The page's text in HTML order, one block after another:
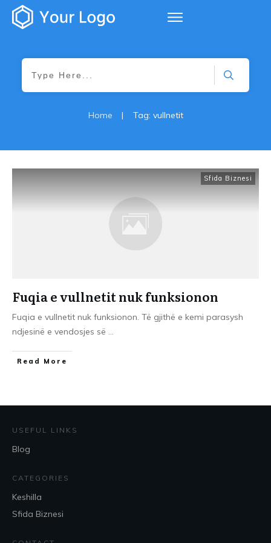
Home | Tag: vullnetit
Sfida Biznesi
Fuqia e vullnetit nuk funksionon
Fuqia e vullnetit nuk funksionon. Të gjithë e kemi parasysh
ndjesinë e vendosjes së ...
​Read More
USEFUL LINKS
Blog
CATEGORIES
Keshilla
Sfida Biznesi